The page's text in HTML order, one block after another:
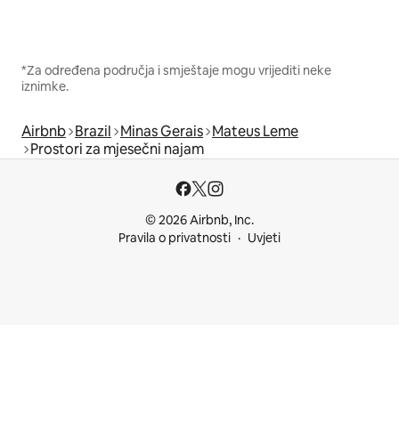
*Za određena područja i smještaje mogu vrijediti neke
iznimke.
Airbnb Brazil Minas Gerais Mateus Leme
Prostori za mjesečni najam
© 2026 Airbnb, Inc.
Pravila o privatnosti
Uvjeti